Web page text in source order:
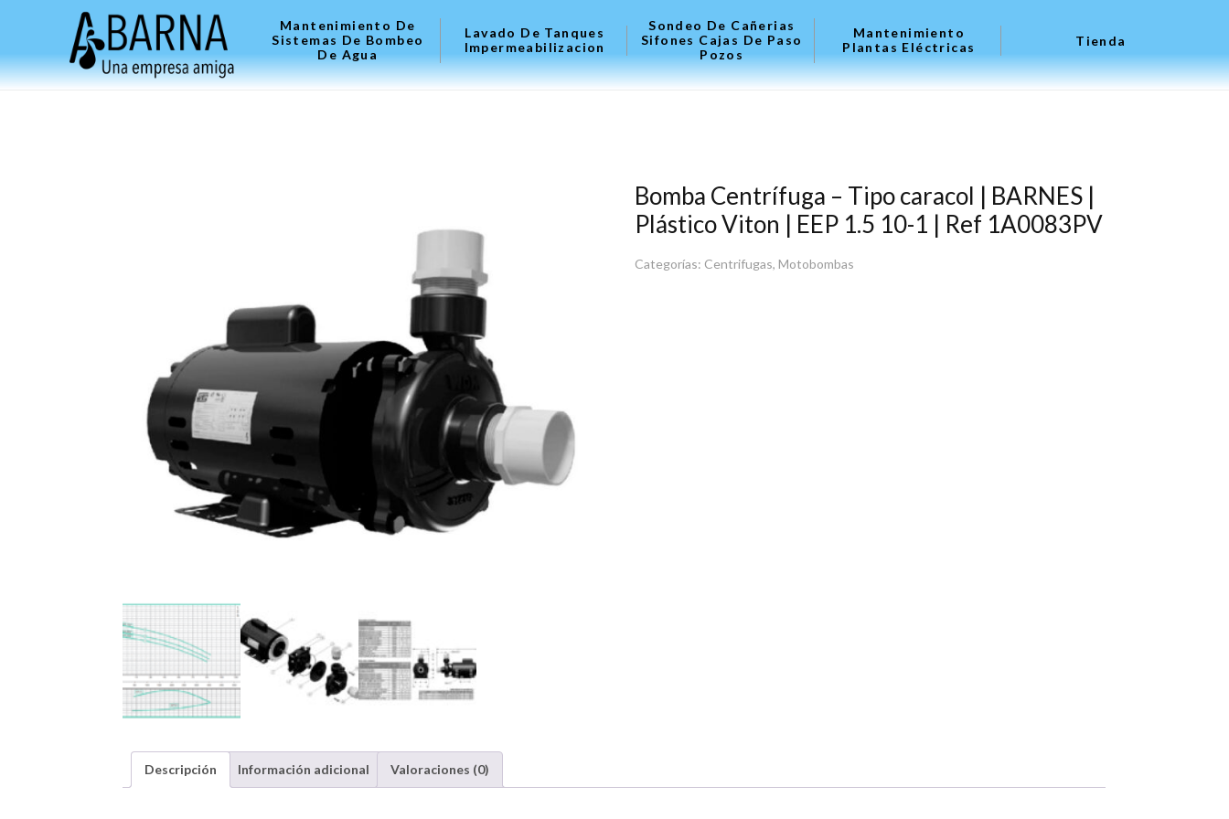
Mantenimiento De
Sistemas De Bombeo
De Agua
Lavado De Tanques
Impermeabilizacion
Sondeo De Cañerias
Sifones Cajas De Paso
Pozos
Mantenimiento
Plantas Eléctricas
Tienda
Bomba Centrífuga – Tipo caracol | BARNES |
Plástico Viton | EEP 1.5 10-1 | Ref 1A0083PV
Categorías: Centrifugas, Motobombas
Descripción Información adicional Valoraciones (0)